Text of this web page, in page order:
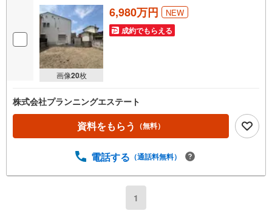
資料請求は【下部のオレンジ色資料請求ボタン】よりお問い合わせくださ
画像20枚
6,980万円 NEW
成約でもらえる
株式会社プランニングエステート
資料をもらう （無料）
電話する （通話料無料）
1